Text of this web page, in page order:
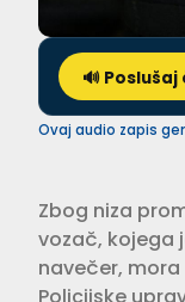
🔊
Ovaj audio zapis
Zbog niza
vozač, kojega
navečer, mora